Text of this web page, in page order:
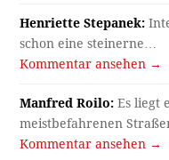
Henriette Stepanek:
schon eine steinerne…
Kommentar ansehen →
Manfred Roilo: Es liegt
meistbefahrenen
Kommentar ansehen →